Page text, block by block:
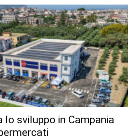
sviluppo in Campania